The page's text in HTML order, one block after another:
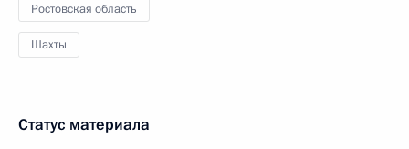
Ростовская область
Шахты
Статус материала